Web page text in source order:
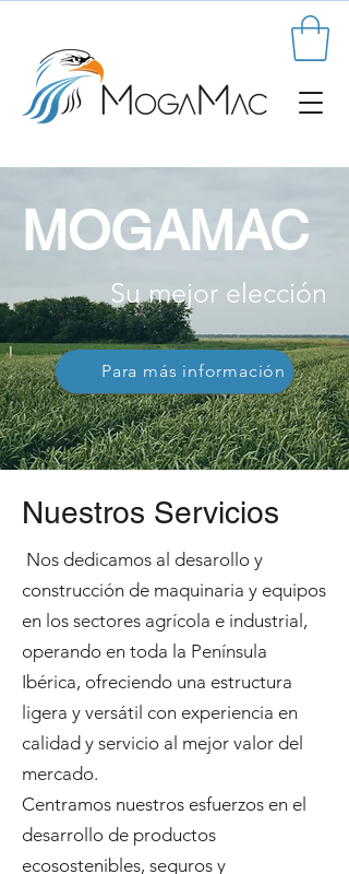
MOGAMAC
Su mejor elección
Para más información
Nuestros Servicios
Nos dedicamos al desarollo y
construcción de maquinaria y equipos
en los sectores agrícola e industrial,
operando en toda la Península
Ibérica, ofreciendo una estructura
ligera y versátil con experiencia en
calidad y servicio al mejor valor del
mercado.
Centramos nuestros esfuerzos en el
desarrollo de productos
ecosostenibles, seguros y